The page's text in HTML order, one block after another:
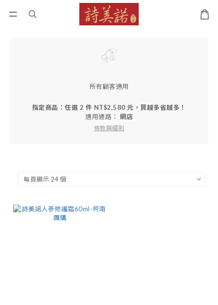
所有顧客適用
指定商品：任選 2 件 NT$2,580 元，買越多省越多！
適用通路： 網店
條款與細則